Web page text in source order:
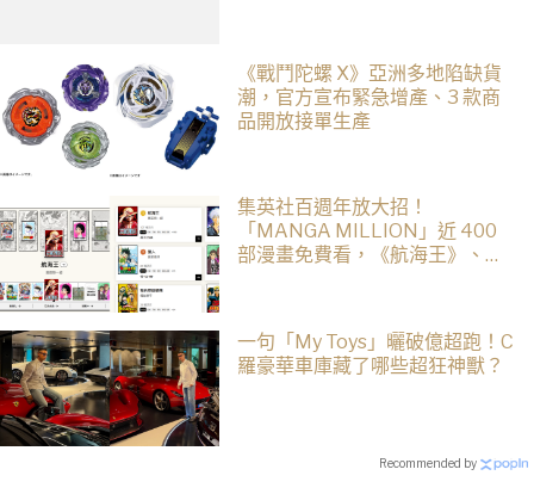
《戰鬥陀螺 X》亞洲多地陷缺貨
潮，官方宣布緊急增產、3 款商
品開放接單生產
集英社百週年放大招！
「MANGA MILLION」近 400
部漫畫免費看，《航海王》、
一句「My Toys」曬破億超跑！C
羅豪華車庫藏了哪些超狂神獸？
Recommended by